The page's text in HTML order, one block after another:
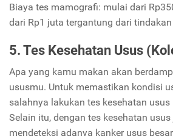
Biaya tes mamografi: mulai dari
dari Rp1 juta tergantung dari tindakan
5. Tes Kesehatan Usus
Apa yang kamu makan akan
ususmu. Untuk memastikan kondisi
salahnya lakukan tes kesehatan
Selain itu, dengan tes kesehatan
mendeteksi adanya kanker usus